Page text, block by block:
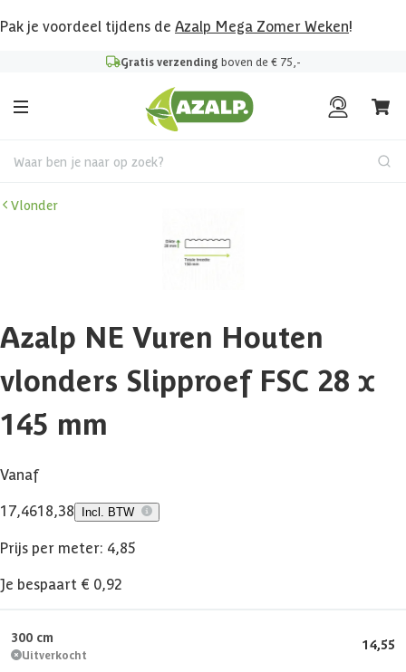
Pak je voordeel tijdens de Azalp Mega Zomer Weken!
Gratis verzending boven de € 75,-
Waar ben je naar op zoek?
Vlonder
Azalp NE Vuren Houten
vlonders Slipproef FSC 28 x
145 mm
Vanaf
17,4618,38 Incl. BTW
Prijs per meter: 4,85
Je bespaart € 0,92
300 cm
Uitverkocht
14,55